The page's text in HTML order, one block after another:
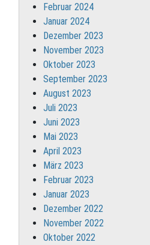
Februar 2024
Januar 2024
Dezember 2023
November 2023
Oktober 2023
September 2023
August 2023
Juli 2023
Juni 2023
Mai 2023
April 2023
März 2023
Februar 2023
Januar 2023
Dezember 2022
November 2022
Oktober 2022